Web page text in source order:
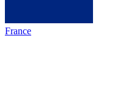
France